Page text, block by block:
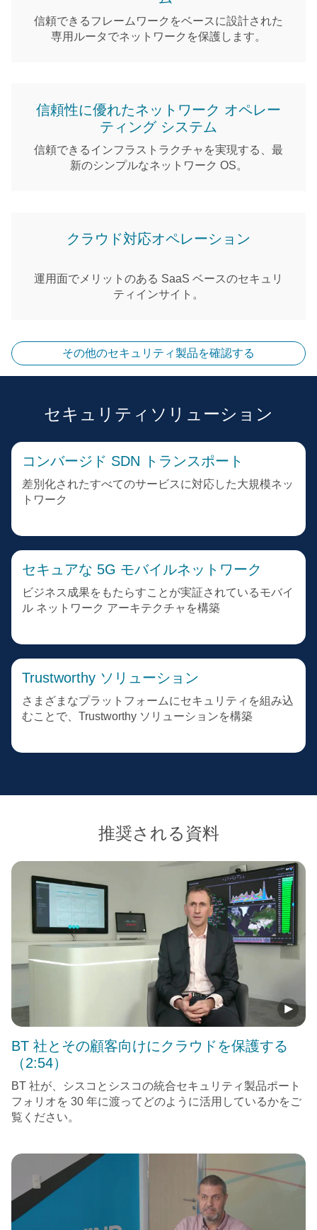
信頼できるフレームワークをベースに設計された
専用ルータでネットワークを保護します。
信頼性に優れたネットワーク オペレー
ティング システム
信頼できるインフラストラクチャを実現する、最
新のシンプルなネットワーク OS。
クラウド対応オペレーション
運用面でメリットのある SaaS ベースのセキュリ
ティインサイト。
その他のセキュリティ製品を確認する
セキュリティソリューション
コンバージド SDN トランスポート
差別化されたすべてのサービスに対応した大規模ネッ
トワーク
セキュアな 5G モバイルネットワーク
ビジネス成果をもたらすことが実証されているモバイ
ル ネットワーク アーキテクチャを構築
Trustworthy ソリューション
さまざまなプラットフォームにセキュリティを組み込
むことで、Trustworthy ソリューションを構築
推奨される資料
BT 社とその顧客向けにクラウドを保護する
（2:54）
BT 社が、シスコとシスコの統合セキュリティ製品ポート
フォリオを 30 年に渡ってどのように活用しているかをご
覧ください。